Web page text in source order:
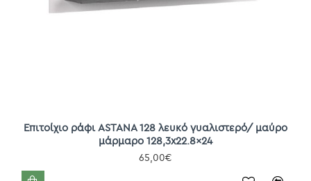
Επιτοίχιο ράφι ASTANA 128 λευκό γυαλιστερό/ μαύρο
μάρμαρο 128,3x22.8x24
65,00€